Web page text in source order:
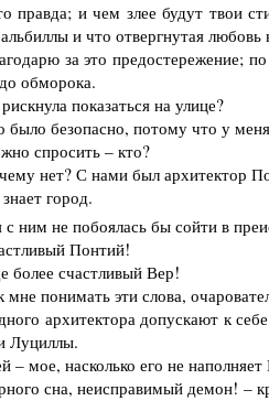
и чем злее будут твои
и что отвергнутая
за это предостережение;
обморока.
показаться на улице?
безопасно, потому что у
спросить – кто?
нет? С нами был архитектор
город.
ним не побоялась бы сойти в
Понтий!
счастливый Вер!
понимать эти слова,
архитектора допускают к
Луциллы.
– мое, насколько его не
сна, неисправимый демон! –